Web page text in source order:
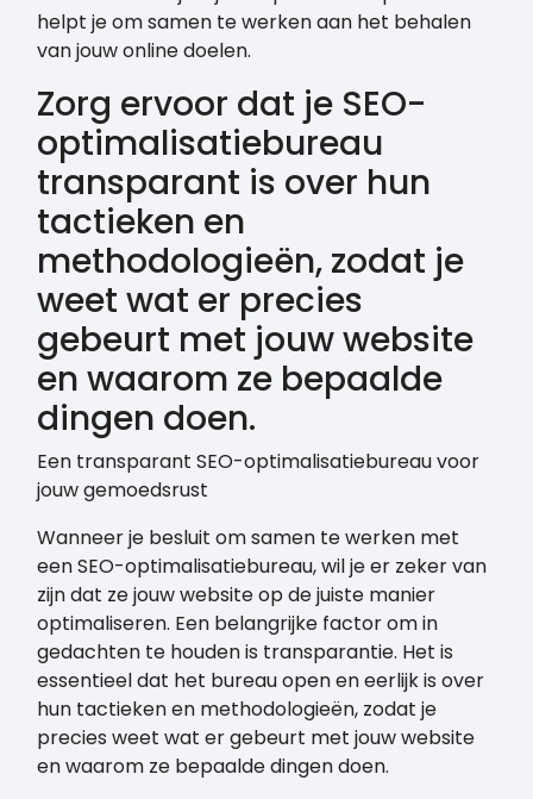
helpt je om samen te werken aan het behalen
van jouw online doelen.
Zorg ervoor dat je SEO-
optimalisatiebureau
transparant is over hun
tactieken en
methodologieën, zodat je
weet wat er precies
gebeurt met jouw website
en waarom ze bepaalde
dingen doen.
Een transparant SEO-optimalisatiebureau voor
jouw gemoedsrust
Wanneer je besluit om samen te werken met
een SEO-optimalisatiebureau, wil je er zeker van
zijn dat ze jouw website op de juiste manier
optimaliseren. Een belangrijke factor om in
gedachten te houden is transparantie. Het is
essentieel dat het bureau open en eerlijk is over
hun tactieken en methodologieën, zodat je
precies weet wat er gebeurt met jouw website
en waarom ze bepaalde dingen doen.